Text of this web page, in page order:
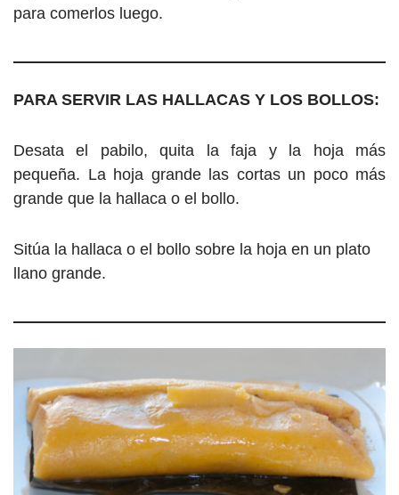
para comerlos luego.
PARA SERVIR LAS HALLACAS Y LOS BOLLOS:
Desata el pabilo, quita la faja y la hoja más
pequeña. La hoja grande las cortas un poco más
grande que la hallaca o el bollo.
Sitúa la hallaca o el bollo sobre la hoja en un plato
llano grande.